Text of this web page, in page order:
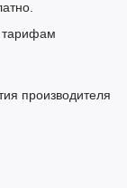
тарифам
производителя